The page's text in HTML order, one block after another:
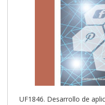
UF1846. Desarrollo de